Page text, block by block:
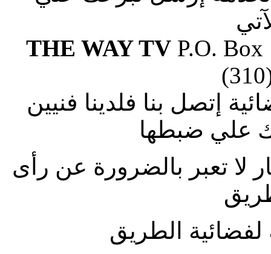
THE WAY TVP.O. Box
إتصل بنا فلدينا فنيين
علي ضبطها
لا تعبر بالضرورة عن رأى
الطريق